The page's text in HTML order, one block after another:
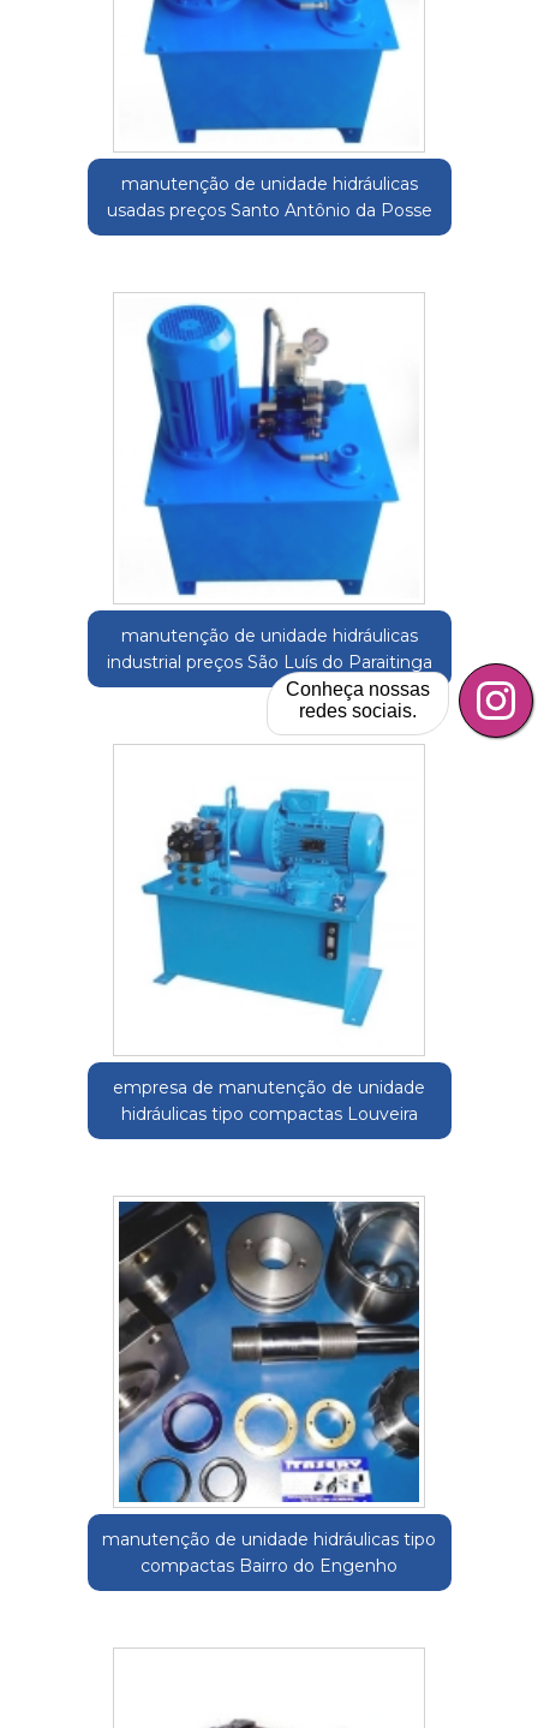
manutenção de unidade hidráulicas
usadas preços Santo Antônio da Posse
manutenção de unidade hidráulicas
industrial preços São Luís do Paraitinga
empresa de manutenção de unidade
hidráulicas tipo compactas Louveira
manutenção de unidade hidráulicas tipo
compactas Bairro do Engenho
Conheça nossas
redes sociais.